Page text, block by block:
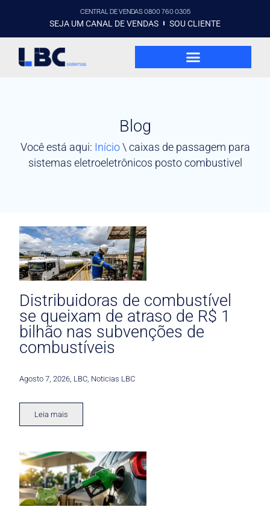
CENTRAL DE VENDAS 0800 760 0305
SEJA UM CANAL DE VENDAS SOU CLIENTE
Blog
Você está aqui: Início\ caixas de passagem para
sistemas eletroeletrônicos posto combustivel
Distribuidoras de combustível
se queixam de atraso de R$ 1
bilhão nas subvenções de
combustíveis
Agosto 7, 2026 LBC Noticias LBC
Leia mais